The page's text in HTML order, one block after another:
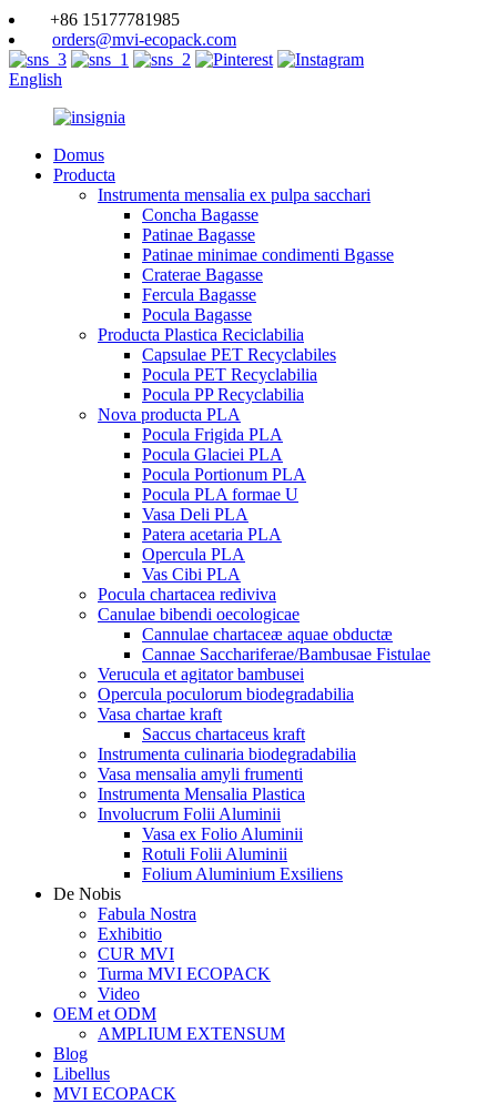
+86 15177781985
orders@mvi-ecopack.com
English
Domus
Producta
Instrumenta mensalia ex pulpa sacchari
Concha Bagasse
Patinae Bagasse
Patinae minimae condimenti Bgasse
Craterae Bagasse
Fercula Bagasse
Pocula Bagasse
Producta Plastica Reciclabilia
Capsulae PET Recyclabiles
Pocula PET Recyclabilia
Pocula PP Recyclabilia
Nova producta PLA
Pocula Frigida PLA
Pocula Glaciei PLA
Pocula Portionum PLA
Pocula PLA formae U
Vasa Deli PLA
Patera acetaria PLA
Opercula PLA
Vas Cibi PLA
Pocula chartacea rediviva
Canulae bibendi oecologicae
Cannulae chartaceæ aquae obductæ
Cannae Sacchariferae/Bambusae Fistulae
Verucula et agitator bambusei
Opercula poculorum biodegradabilia
Vasa chartae kraft
Saccus chartaceus kraft
Instrumenta culinaria biodegradabilia
Vasa mensalia amyli frumenti
Instrumenta Mensalia Plastica
Involucrum Folii Aluminii
Vasa ex Folio Aluminii
Rotuli Folii Aluminii
Folium Aluminium Exsiliens
De Nobis
Fabula Nostra
Exhibitio
CUR MVI
Turma MVI ECOPACK
Video
OEM et ODM
AMPLIUM EXTENSUM
Blog
Libellus
MVI ECOPACK